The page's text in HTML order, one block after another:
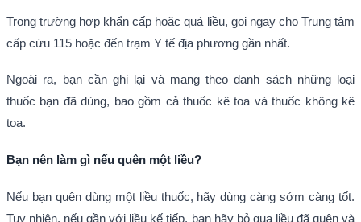
Trong trường hợp khẩn cấp hoặc quá liều, gọi ngay cho Trung tâm
cấp cứu 115 hoặc đến trạm Y tế địa phương gần nhất.
Ngoài ra, bạn cần ghi lại và mang theo danh sách những loại
thuốc bạn đã dùng, bao gồm cả thuốc kê toa và thuốc không kê
toa.
Bạn nên làm gì nếu quên một liều?
Nếu bạn quên dùng một liều thuốc, hãy dùng càng sớm càng tốt.
Tuy nhiên, nếu gần với liều kế tiếp, bạn hãy bỏ qua liều đã quên và